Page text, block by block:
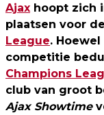
Ajax hoopt zich
plaatsen voor
League.
competitie
Champions
club van groot
Ajax Showtime